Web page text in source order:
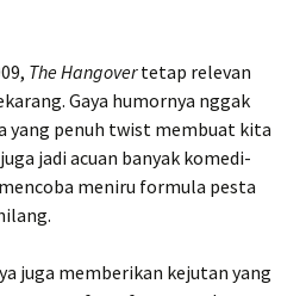
The Hangovertetap relevan
Gaya humornya nggak
yang penuh twist membuat kita
jadi acuan banyak komedi-
meniru formula pesta
juga memberikan kejutan yang